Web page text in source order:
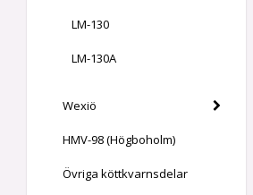
LM-130
LM-130A
Wexiö
HMV-98 (Högboholm)
Övriga köttkvarnsdelar